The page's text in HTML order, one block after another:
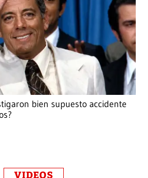
bien supuesto accidente
VIDEOS